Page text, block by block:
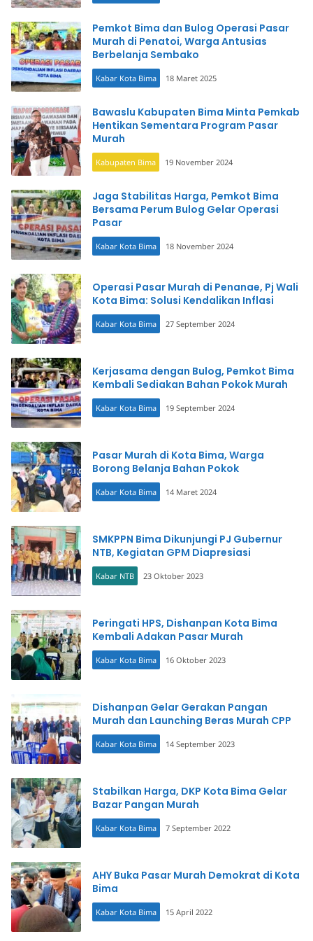
Pemkot Bima dan Bulog Operasi Pasar
Murah di Penatoi, Warga Antusias
Berbelanja Sembako
Kabar Kota Bima 18 Maret 2025
Bawaslu Kabupaten Bima Minta Pemkab
Hentikan Sementara Program Pasar
Murah
Kabupaten Bima 19 November 2024
Jaga Stabilitas Harga, Pemkot Bima
Bersama Perum Bulog Gelar Operasi
Pasar
Kabar Kota Bima 18 November 2024
Operasi Pasar Murah di Penanae, Pj Wali
Kota Bima: Solusi Kendalikan Inflasi
Kabar Kota Bima 27 September 2024
Kerjasama dengan Bulog, Pemkot Bima
Kembali Sediakan Bahan Pokok Murah
Kabar Kota Bima 19 September 2024
Pasar Murah di Kota Bima, Warga
Borong Belanja Bahan Pokok
Kabar Kota Bima 14 Maret 2024
SMKPPN Bima Dikunjungi PJ Gubernur
NTB, Kegiatan GPM Diapresiasi
Kabar NTB 23 Oktober 2023
Peringati HPS, Dishanpan Kota Bima
Kembali Adakan Pasar Murah
Kabar Kota Bima 16 Oktober 2023
Dishanpan Gelar Gerakan Pangan
Murah dan Launching Beras Murah CPP
Kabar Kota Bima 14 September 2023
Stabilkan Harga, DKP Kota Bima Gelar
Bazar Pangan Murah
Kabar Kota Bima 7 September 2022
AHY Buka Pasar Murah Demokrat di Kota
Bima
Kabar Kota Bima 15 April 2022